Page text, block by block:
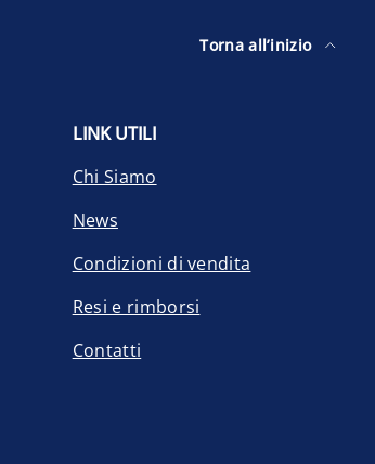
Torna all’inizio
LINK UTILI
Chi Siamo
News
Condizioni di vendita
Resi e rimborsi
Contatti